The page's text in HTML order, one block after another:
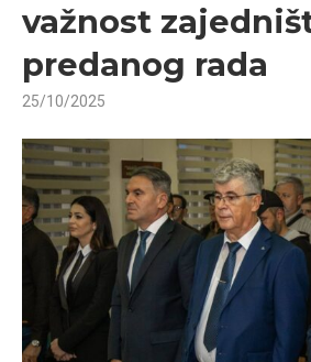
važnost
predanog rada
25/10/2025